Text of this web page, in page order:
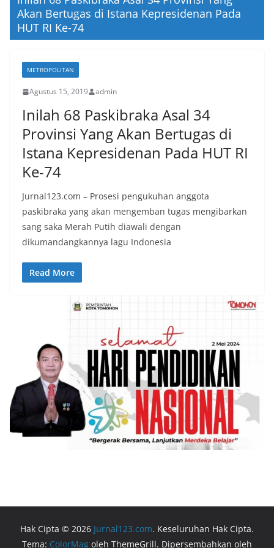
Akan Bertugas di Istana Kepresidenan Pada
HUT RI Ke-74
METROPOLITAN
Agustus 15, 2019 admin
Inilah 68 Paskibraka Asal 34
Provinsi Yang Akan Bertugas di
Istana Kepresidenan Pada HUT RI
Ke-74
Jurnal123.com – Prosesi pengukuhan anggota
paskibraka yang akan mengemban tugas mengibarkan
sang saka Merah Putih diawali dengan
dikumandangkannya lagu Indonesia
Read More
Hak Cipta © 2026 Jurnal123.com. Keseluruhan Hak Cipta.
Tema: ColorMag oleh ThemeGrill. Dipersembahkan oleh